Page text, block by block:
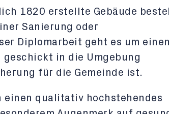
1820 erstellte Gebäude
Sanierung oder
Diplomarbeit geht es um einen
geschickt in die Umgebung
für die Gemeinde ist.
einen qualitativ hochstehendes